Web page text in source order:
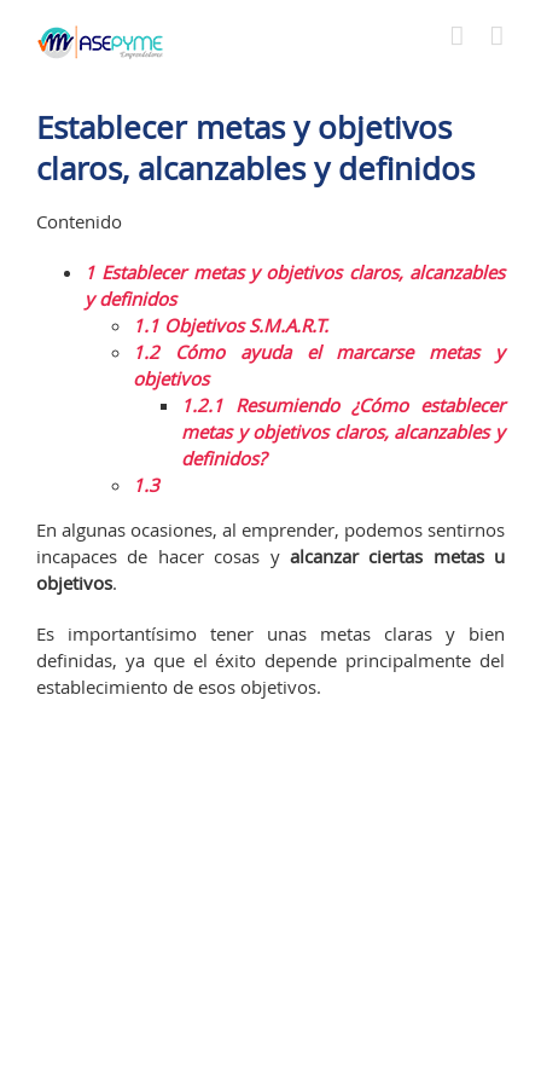
Establecer metas y objetivos
claros, alcanzables y definidos
Contenido
1 Establecer metas y objetivos claros, alcanzables
y definidos
1.1 Objetivos S.M.A.R.T.
1.2Cómo ayuda el marcarse metas y
objetivos
1.2.1 Resumiendo ¿Cómo establecer
metas y objetivos claros, alcanzables y
definidos?
1.3
En algunas ocasiones, al emprender, podemos sentirnos
incapaces de hacer cosas y alcanzar ciertas metas u
objetivos.
Es importantísimo tener unas metas claras y bien
definidas, ya que el éxito depende principalmente del
establecimiento de esos objetivos.